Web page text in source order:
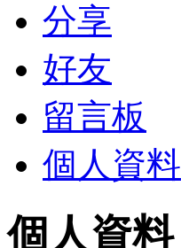
分享
好友
留言板
個人資料
個人資料